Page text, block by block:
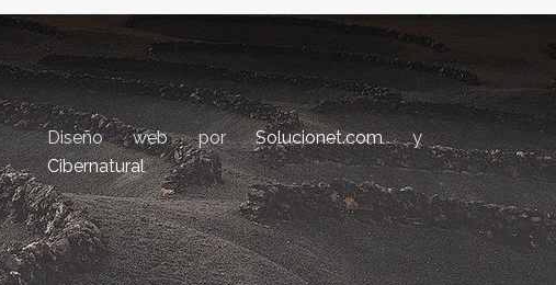
Diseño web porSolucionet.comy
Cibernatural